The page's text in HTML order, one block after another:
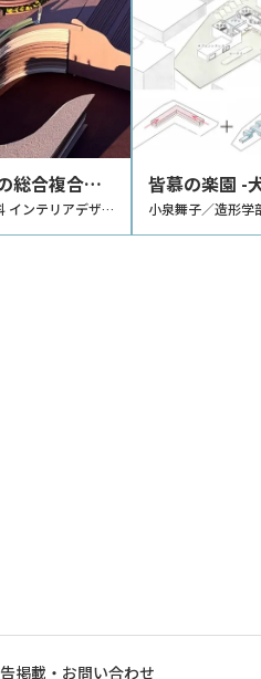
総合複合施
インテリアデザイ
皆慕の楽園 -
保護シェルタ
小泉舞子／造形学
掲載・お問い合わせ